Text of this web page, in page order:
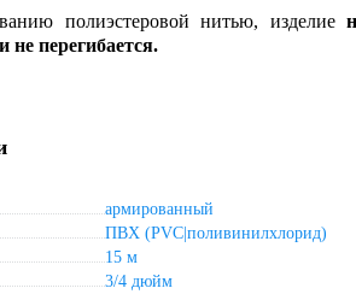
полиэстеровой нитью, изделие
не перегибается.
армированный
ПВХ (PVC|поливинилхлорид)
15 м
3/4 дюйм